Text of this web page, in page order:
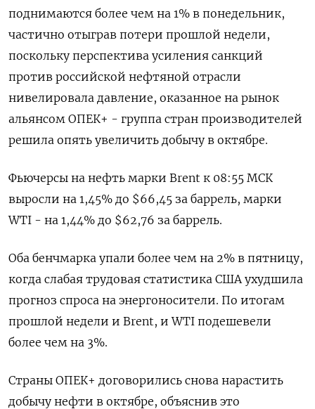
поднимаются более чем на 1% в понедельник,
частично отыграв потери прошлой недели,
поскольку перспектива усиления санкций
против российской нефтяной отрасли
нивелировала давление, оказанное на рынок
альянсом ОПЕК+ - группа стран производителей
решила опять увеличить добычу в октябре.
Фьючерсы на нефть марки Brent к 08:55 МСК
выросли на 1,45% до $66,45 за баррель, марки
WTI - на 1,44% до $62,76 за баррель.
Оба бенчмарка упали более чем на 2% в пятницу,
когда слабая трудовая статистика США ухудшила
прогноз спроса на энергоносители. По итогам
прошлой недели и Brent, и WTI подешевели
более чем на 3%.
Страны ОПЕК+ договорились снова нарастить
добычу нефти в октябре, объяснив это